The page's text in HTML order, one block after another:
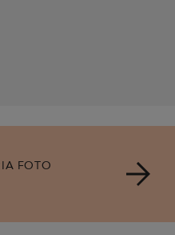
FOTO